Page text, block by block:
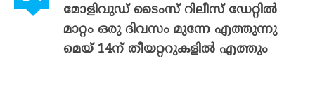
മോളിവുഡ് ടൈംസ് റിലീസ് ഡേറ്റിൽ
മാറ്റം ഒരു ദിവസം മുന്നേ എത്തുന്നു
മെയ് 14ന് തീയറ്ററുകളിൽ എത്തും